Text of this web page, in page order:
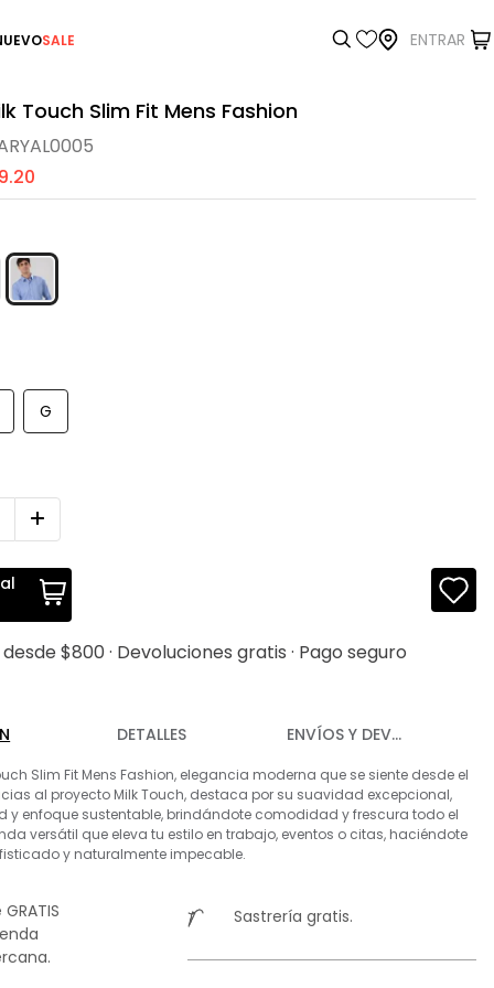
SALE ENTRAR
Touch Slim Fit Mens Fashion
.20
G
$800 · Devoluciones gratis · Pago seguro
DETALLES ENVÍOS Y DEVOLUCIONES
Slim Fit Mens Fashion, elegancia moderna que se siente desde el
al proyecto Milk Touch, destaca por su suavidad excepcional,
y enfoque sustentable, brindándote comodidad y frescura todo el
versátil que eleva tu estilo en trabajo, eventos o citas, haciéndote
y naturalmente impecable.
Sastrería gratis.